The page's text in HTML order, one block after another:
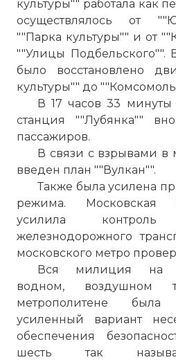
культуры"" работала как
осуществлялось от
""Парка культуры"" и от
""Улицы Подбельского"".
было восстановлено
культуры"" до
В 17 часов 33 минуты
станция ""Лубянка""
пассажиров.
В связи с взрывами в
введен план ""Вулкан"".
Также была усилена
режима. Московская
усилила
железнодорожного
московского метро
Вся милиция на
водном, воздушном
метрополитене
усиленный вариант
обеспечения
шесть так
☓